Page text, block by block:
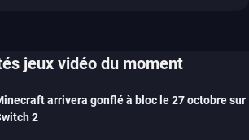
jeux vidéo du moment
arrivera gonflé à bloc le 27 octobre sur
2